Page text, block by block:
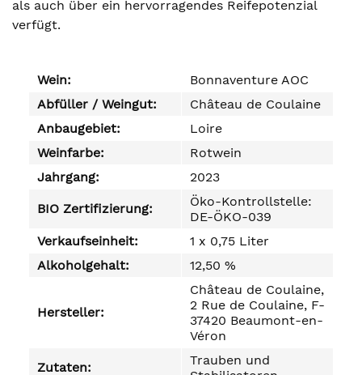
als auch über ein hervorragendes Reifepotenzial
verfügt.
Wein:
Bonnaventure AOC
Abfüller / Weingut:
Château de Coulaine
Anbaugebiet:
Loire
Weinfarbe:
Rotwein
Jahrgang:
2023
BIO Zertifizierung:
Öko-Kontrollstelle:
DE-ÖKO-039
Verkaufseinheit:
1 x 0,75 Liter
Alkoholgehalt:
12,50 %
Hersteller:
Château de Coulaine,
2 Rue de Coulaine, F-
37420 Beaumont-en-
Véron
Zutaten:
Trauben und